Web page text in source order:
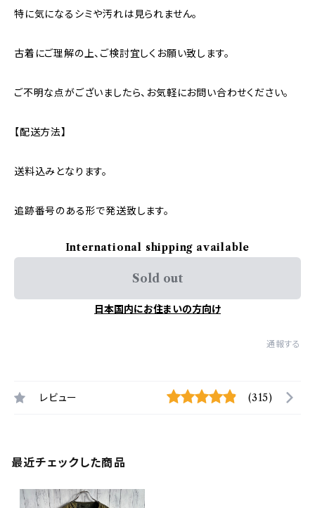
特に気になるシミや汚れは見られません。
古着にご理解の上、ご検討宜しくお願い致します。
ご不明な点がございましたら、お気軽にお問い合わせください。
【配送方法】
送料込みとなります。
追跡番号のある形で発送致します。
International shipping available
Sold out
日本国内にお住まいの方向け
通報する
レビュー (315)
最近チェックした商品